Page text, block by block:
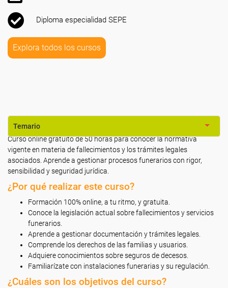
Diploma especialidad SEPE
Explora todos los cursos
Temario
Curso online gratuito de 50 horas para conocer la normativa
vigente en materia de fallecimientos y los trámites legales
asociados. Aprende a gestionar procesos funerarios con rigor,
sensibilidad y seguridad jurídica.
¿Por qué realizar este curso?
Formación 100% online, a tu ritmo, y gratuita.
Conoce la legislación actual sobre fallecimientos y servicios
funerarios.
Aprende a gestionar documentación y trámites legales.
Comprende los derechos de las familias y usuarios.
Adquiere conocimientos sobre seguros de decesos.
Familiarízate con instalaciones funerarias y su regulación.
¿Cuáles son los objetivos del curso?